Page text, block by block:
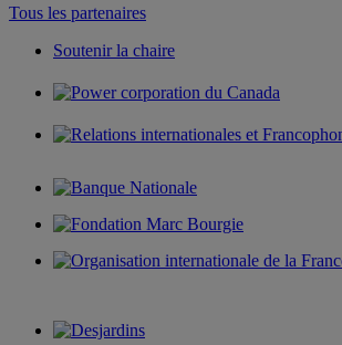
Tous les partenaires
Soutenir la chaire